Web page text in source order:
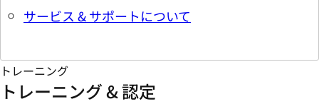
サービス & サポートについて
トレーニング
トレーニング & 認定